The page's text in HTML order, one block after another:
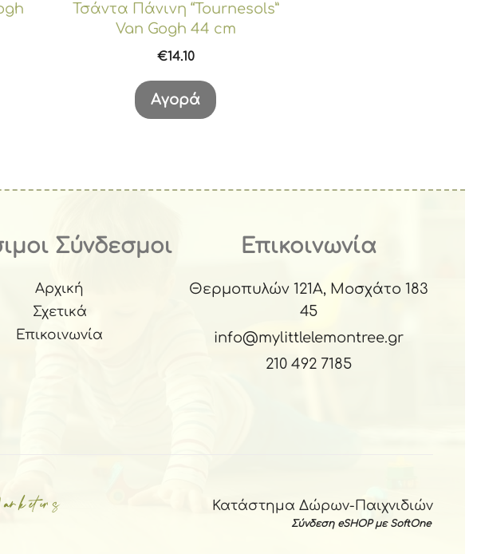
Τσάντα Πάνινη “Tournesols”
Van Gogh 44 cm
€14.10
Αγορά
Σύνδεσμοι
Αρχική
Σχετικά
Επικοινωνία
Επικοινωνία
Θερμοπυλών 121Α, Μοσχάτο 183
45
info@mylittlelemontree.gr
210 492 7185
Κατάστημα Δώρων-Παιχνιδιών
Σύνδεση eSHOP με SoftOne